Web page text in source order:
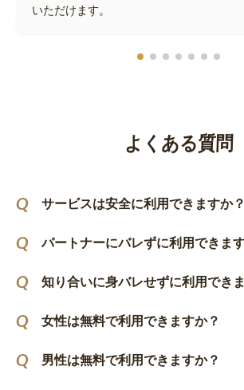
いただけます。
よくある質問
サービスは安全に利用できますか？
パートナーにバレずに利用できま
知り合いに身バレせずに利用でき
女性は無料で利用できますか？
男性は無料で利用できますか？